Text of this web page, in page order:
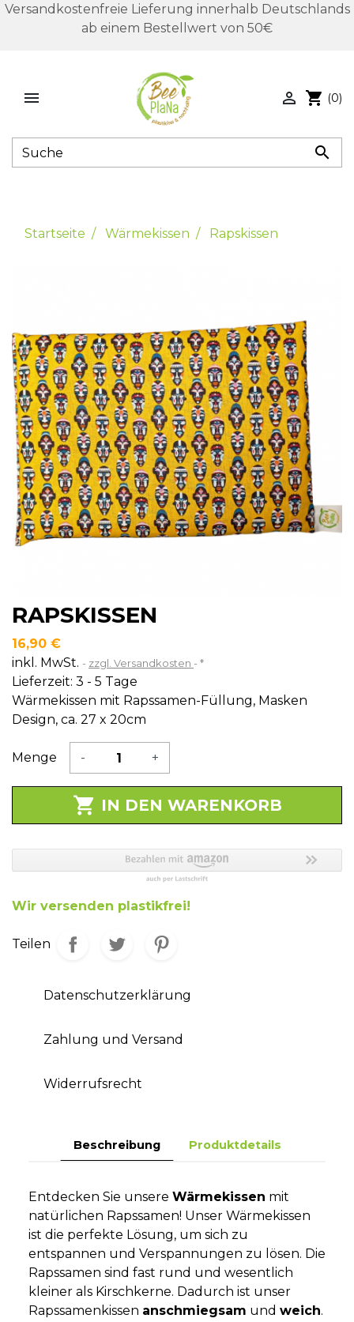
Versandkostenfreie Lieferung innerhalb Deutschlands
ab einem Bestellwert von 50€


 shopping_cart (0)
Startseite Wärmekissen Rapskissen
RAPSKISSEN
16,90 €
inkl. MwSt.
zzgl. Versandkosten *
Lieferzeit: 3 - 5 Tage
Wärmekissen mit Rapssamen-Füllung, Masken
Design, ca. 27 x 20cm
Menge - +
 IN DEN WARENKORB
Wir versenden plastikfrei!
Teilen
Datenschutzerklärung
Zahlung und Versand
Widerrufsrecht
Beschreibung Produktdetails
Entdecken Sie unsere Wärmekissen mit
natürlichen Rapssamen! Unser Wärmekissen
ist die perfekte Lösung, um sich zu
entspannen und Verspannungen zu lösen. Die
Rapssamen sind fast rund und wesentlich
kleiner als Kirschkerne. Dadurch ist unser
Rapssamenkissen anschmiegsam und weich.